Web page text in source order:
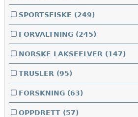
SPORTSFISKE (249)
FORVALTNING (245)
NORSKE LAKSEELVER (147)
TRUSLER (95)
FORSKNING (63)
OPPDRETT (57)